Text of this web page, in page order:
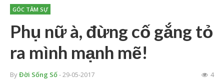
GÓC TÂM SỰ
Phụ nữ à, đừng cố gắng tỏ
ra mình mạnh mẽ!
ByĐời Sống Số- 29-05-2017 4